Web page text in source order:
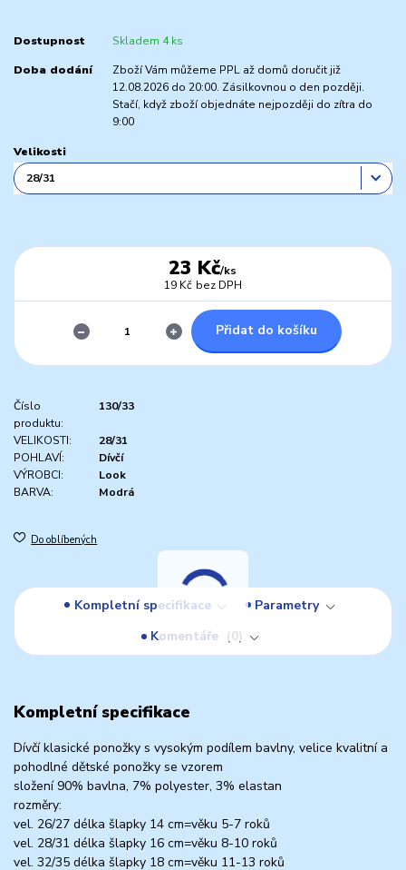
Dostupnost Skladem 4 ks
Doba dodání
Zboží Vám můžeme PPL až domů doručit již
12.08.2026 do 20:00. Zásilkovnou o den později.
Stačí, když zboží objednáte nejpozději do zítra do
9:00
Velikosti
23 Kč/ks
19 Kč bez DPH
Přidat do košíku
Číslo
produktu:
130/33
VELIKOSTI:
28/31
POHLAVÍ:
Dívčí
VÝROBCI:
Look
BARVA:
Modrá
Do oblíbených
Kompletní specifikace
Parametry
Komentáře
0
Kompletní specifikace
Dívčí klasické ponožky s vysokým podílem bavlny, velice kvalitní a
pohodlné dětské ponožky se vzorem
složení 90% bavlna, 7% polyester, 3% elastan
rozměry:
vel. 26/27 délka šlapky 14 cm=věku 5-7 roků
vel. 28/31 délka šlapky 16 cm=věku 8-10 roků
vel. 32/35 délka šlapky 18 cm=věku 11-13 roků